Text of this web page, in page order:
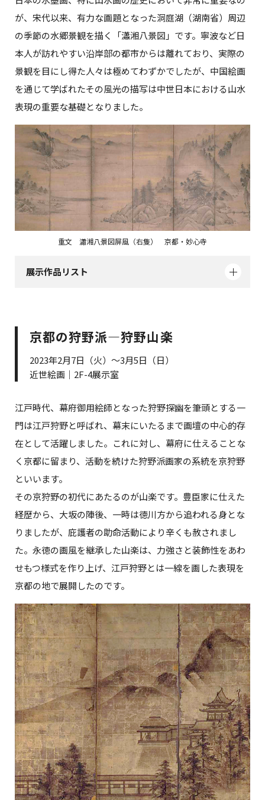
が、宋代以来、有力な画題となった洞庭湖（湖南省）周辺
の季節の水郷景観を描く「瀟湘八景図」です。寧波など日
本人が訪れやすい沿岸部の都市からは離れており、実際の
景観を目にし得た人々は極めてわずかでしたが、中国絵画
を通じて学ばれたその風光の描写は中世日本における山水
表現の重要な基礎となりました。
重文 瀟湘八景図屏風（右隻） 京都・妙心寺
展示作品リスト
京都の狩野派―狩野山楽
2023年2月7日（火）～3月5日（日）
近世絵画｜2F-4展示室
江戸時代、幕府御用絵師となった狩野探幽を筆頭とする一
門は江戸狩野と呼ばれ、幕末にいたるまで画壇の中心的存
在として活躍しました。これに対し、幕府に仕えることな
く京都に留まり、活動を続けた狩野派画家の系統を京狩野
といいます。
その京狩野の初代にあたるのが山楽です。豊臣家に仕えた
経歴から、大坂の陣後、一時は徳川方から追われる身とな
りましたが、庇護者の助命活動により辛くも赦されまし
た。永徳の画風を継承した山楽は、力強さと装飾性をあわ
せもつ様式を作り上げ、江戸狩野とは一線を画した表現を
京都の地で展開したのです。